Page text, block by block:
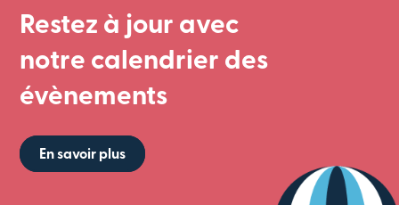
Restez à jour avec
notre calendrier des
évènements
En savoir plus